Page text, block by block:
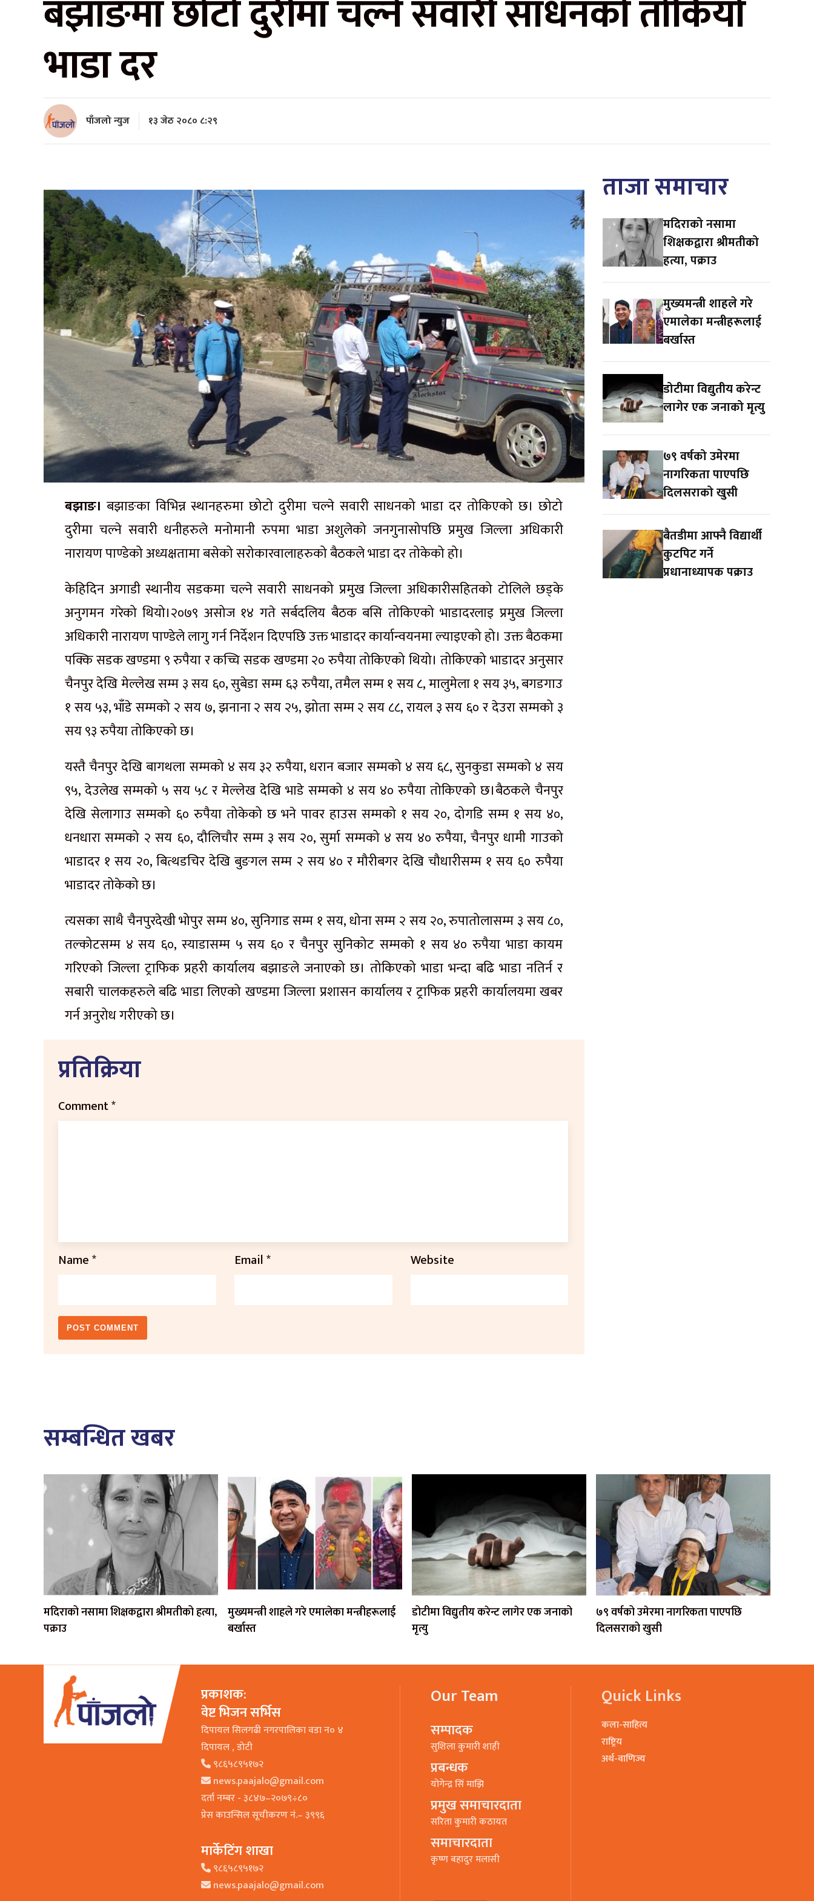
बझाङमा छोटो दुरीमा चल्ने सवारी साधनको तोकियो
भाडा दर
पाँजलो न्युज १३ जेठ २०८० ८:२९
बझाङ। बझाङका विभिन्न स्थानहरुमा छोटो दुरीमा चल्ने सवारी साधनको भाडा दर तोकिएको छ। छोटो
दुरीमा चल्ने सवारी धनीहरुले मनोमानी रुपमा भाडा अशुलेको जनगुनासोपछि प्रमुख जिल्ला अधिकारी
नारायण पाण्डेको अध्यक्षतामा बसेको सरोकारवालाहरुको बैठकले भाडा दर तोकेको हो।
केहिदिन अगाडी स्थानीय सडकमा चल्ने सवारी साधनको प्रमुख जिल्ला अधिकारीसहितको टोलिले छड्के
अनुगमन गरेको थियो।२०७९ असोज १४ गते सर्बदलिय बैठक बसि तोकिएको भाडादरलाइ प्रमुख जिल्ला
अधिकारी नारायण पाण्डेले लागु गर्न निर्देशन दिएपछि उक्त भाडादर कार्यान्वयनमा ल्याइएको हो। उक्त बैठकमा
पक्कि सडक खण्डमा ९ रुपैया र कच्चि सडक खण्डमा २० रुपैया तोकिएको थियो। तोकिएको भाडादर अनुसार
चैनपुर देखि मेल्लेख सम्म ३ सय ६०, सुबेडा सम्म ६३ रुपैया, तमैल सम्म १ सय ८, मालुमेला १ सय ३५, बगडगाउ
१ सय ५३, भाँडे सम्मको २ सय ७, झनाना २ सय २५, झोता सम्म २ सय ८८, रायल ३ सय ६० र देउरा सम्मको ३
सय ९३ रुपैया तोकिएको छ।
यस्तै चैनपुर देखि बागथला सम्मको ४ सय ३२ रुपैया, धरान बजार सम्मको ४ सय ६८, सुनकुडा सम्मको ४ सय
९५, देउलेख सम्मको ५ सय ५८ र मेल्लेख देखि भाडे सम्मको ४ सय ४० रुपैया तोकिएको छ।बैठकले चैनपुर
देखि सेलागाउ सम्मको ६० रुपैया तोकेको छ भने पावर हाउस सम्मको १ सय २०, दोगडि सम्म १ सय ४०,
धनधारा सम्मको २ सय ६०, दौलिचौर सम्म ३ सय २०, सुर्मा सम्मको ४ सय ४० रुपैया, चैनपुर धामी गाउको
भाडादर १ सय २०, बित्थडचिर देखि बुङगल सम्म २ सय ४० र मौरीबगर देखि चौधारीसम्म १ सय ६० रुपैया
भाडादर तोकेको छ।
त्यसका साथै चैनपुरदेखी भोपुर सम्म ४०, सुनिगाड सम्म १ सय, धोना सम्म २ सय २०, रुपातोलासम्म ३ सय ८०,
तल्कोटसम्म ४ सय ६०, स्याडासम्म ५ सय ६० र चैनपुर सुनिकोट सम्मको १ सय ४० रुपैया भाडा कायम
गरिएको जिल्ला ट्राफिक प्रहरी कार्यालय बझाङले जनाएको छ। तोकिएको भाडा भन्दा बढि भाडा नतिर्न र
सबारी चालकहरुले बढि भाडा लिएको खण्डमा जिल्ला प्रशासन कार्यालय र ट्राफिक प्रहरी कार्यालयमा खबर
गर्न अनुरोध गरीएको छ।
प्रतिक्रिया
Comment*
Name* Email* Website
ताजा समाचार
मदिराको नसामा
शिक्षकद्वारा श्रीमतीको
हत्या, पक्राउ
मुख्यमन्त्री शाहले गरे
एमालेका मन्त्रीहरूलाई
बर्खास्त
डोटीमा विद्युतीय करेन्ट
लागेर एक जनाको मृत्यु
७९ वर्षको उमेरमा
नागरिकता पाएपछि
दिलसराको खुसी
बैतडीमा आफ्नै विद्यार्थी
कुटपिट गर्ने
प्रधानाध्यापक पक्राउ
सम्बन्धित खबर
मदिराको नसामा शिक्षकद्वारा श्रीमतीको हत्या,
पक्राउ
मुख्यमन्त्री शाहले गरे एमालेका मन्त्रीहरूलाई
बर्खास्त
डोटीमा विद्युतीय करेन्ट लागेर एक जनाको
मृत्यु
७९ वर्षको उमेरमा नागरिकता पाएपछि
दिलसराको खुसी
प्रकाशक:
वेष्ट भिजन सर्भिस
दिपायल सिलगढी नगरपालिका वडा न० ४
दिपायल , डाेटी
९८६५८९५१७२
news.paajalo@gmail.com
दर्ता नम्बर - ३८४७–२०७९÷८०
प्रेस काउन्सिल सूचीकरण नं.– ३९९६
मार्केटिंग शाखा
९८६५८९५१७२
news.paajalo@gmail.com
Our Team
सम्पादक
सुशिला कुमारी शाही
प्रबन्धक
याेगेन्द्र सिं माझि
प्रमुख समाचारदाता
सरिता कुमारी कठायत
समाचारदाता
कृष्ण बहादुर मलासी
Quick Links
कला-साहित्य
राष्ट्रिय
अर्थ-वाणिज्य